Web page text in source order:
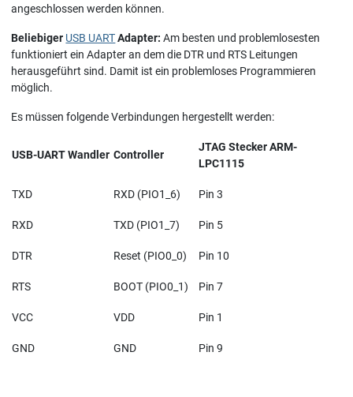
angeschlossen werden können.
Beliebiger USB UARTAdapter: Am besten und problemlosesten
funktioniert ein Adapter an dem die DTR und RTS Leitungen
herausgeführt sind. Damit ist ein problemloses Programmieren
möglich.
Es müssen folgende Verbindungen hergestellt werden:
USB-UART Wandler Controller
JTAG Stecker ARM-
LPC1115
TXD RXD (PIO1_6) Pin 3
RXD TXD (PIO1_7) Pin 5
DTR Reset (PIO0_0) Pin 10
RTS BOOT (PIO0_1) Pin 7
VCC VDD Pin 1
GND GND Pin 9